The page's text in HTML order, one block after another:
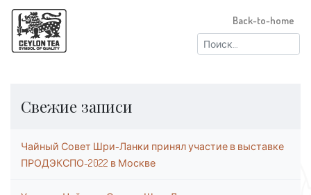
Найти:
Back-to-home
Свежие записи
Чайный Совет Шри-Ланки принял участие в выставке
ПРОДЭКСПО-2022 в Москве